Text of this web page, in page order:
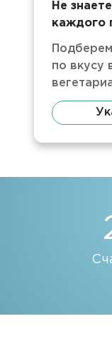
Не
каждого
по вкусу